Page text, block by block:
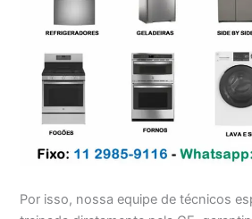
Por isso, nossa equipe de técnicos